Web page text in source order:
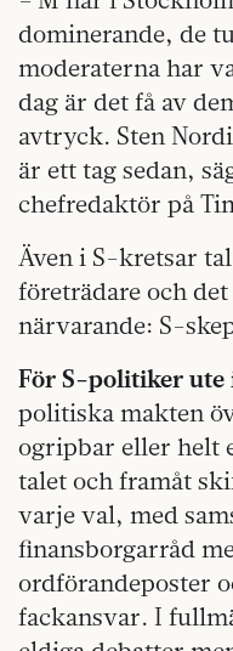
dominerande, de
moderaterna har
dag är det få av
avtryck. Sten
är ett tag sedan,
chefredaktör på
Även i S-kretsar
företrädare och
närvarande: S-
För S-politiker ute
politiska makten
ogripbar eller helt
talet och framåt
varje val, med
finansborgarråd
ordförandeposter
fackansvar. I